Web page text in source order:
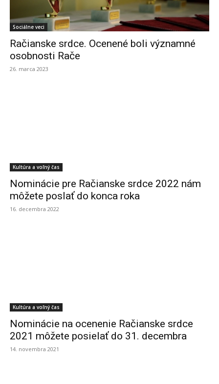
Sociálne veci
Račianske srdce. Ocenené boli významné
osobnosti Rače
26. marca 2023
Kultúra a voľný čas
Nominácie pre Račianske srdce 2022 nám
môžete poslať do konca roka
16. decembra 2022
Kultúra a voľný čas
Nominácie na ocenenie Račianske srdce
2021 môžete posielať do 31. decembra
14. novembra 2021